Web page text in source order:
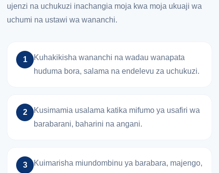
ujenzi na uchukuzi inachangia moja kwa moja ukuaji wa
uchumi na ustawi wa wananchi.
1
Kuhakikisha wananchi na wadau wanapata
huduma bora, salama na endelevu za uchukuzi.
2
Kusimamia usalama katika mifumo ya usafiri wa
barabarani, baharini na angani.
3
Kuimarisha miundombinu ya barabara, majengo,